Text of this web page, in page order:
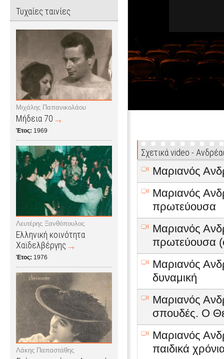
Τυχαίες ταινίες
Μιχάλης Παπανικολάου
Μήδεια 70
Έτος: 1969
Λευτέρης Ξανθόπουλος
Ελληνική κοινότητα
Χαϊδελβέργης
Έτος: 1976
Λάκης Παπαστάθης
Σχετικά video -
Μαριανός
Μαριανός
πρωτεύουσα
Μαριανός
πρωτεύουσα
Μαριανός
δυναμική
Μαριανός
σπουδές. Ο
Μαριανός
παιδικά